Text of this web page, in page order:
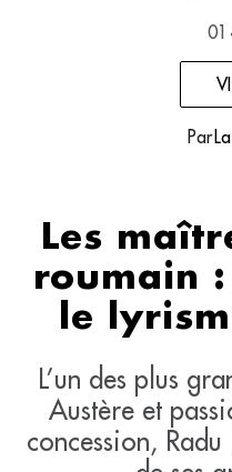
01
Par
Les
roumain
le
L’un des plus
Austère et
concession,